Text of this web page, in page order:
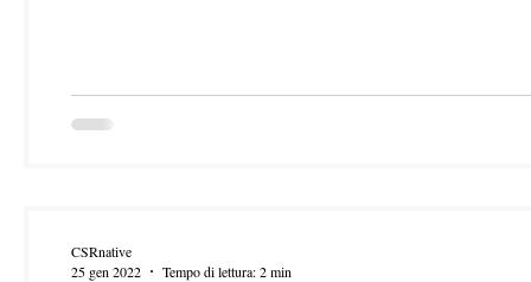
CSRnative
25 gen 2022
Tempo di lettura: 2 min